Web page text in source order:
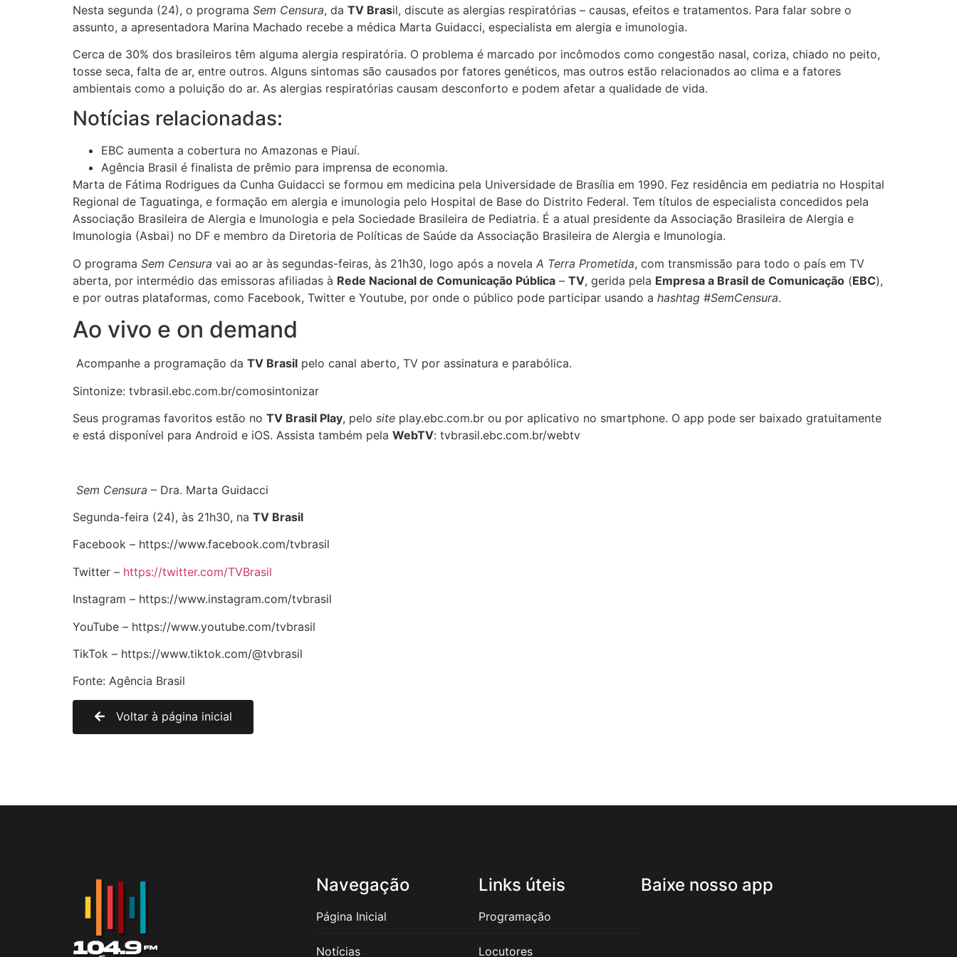
Nesta segunda (24), o programa Sem Censura, da TV Brasil, discute as alergias respiratórias – causas, efeitos e tratamentos. Para falar sobre o
assunto, a apresentadora Marina Machado recebe a médica Marta Guidacci, especialista em alergia e imunologia.
Cerca de 30% dos brasileiros têm alguma alergia respiratória. O problema é marcado por incômodos como congestão nasal, coriza, chiado no peito,
tosse seca, falta de ar, entre outros. Alguns sintomas são causados por fatores genéticos, mas outros estão relacionados ao clima e a fatores
ambientais como a poluição do ar. As alergias respiratórias causam desconforto e podem afetar a qualidade de vida.
Notícias relacionadas:
EBC aumenta a cobertura no Amazonas e Piauí.
Agência Brasil é finalista de prêmio para imprensa de economia.
Marta de Fátima Rodrigues da Cunha Guidacci se formou em medicina pela Universidade de Brasília em 1990. Fez residência em pediatria no Hospital
Regional de Taguatinga, e formação em alergia e imunologia pelo Hospital de Base do Distrito Federal. Tem títulos de especialista concedidos pela
Associação Brasileira de Alergia e Imunologia e pela Sociedade Brasileira de Pediatria. É a atual presidente da Associação Brasileira de Alergia e
Imunologia (Asbai) no DF e membro da Diretoria de Políticas de Saúde da Associação Brasileira de Alergia e Imunologia.
O programa Sem Censura vai ao ar às segundas-feiras, às 21h30, logo após a novela A Terra Prometida, com transmissão para todo o país em TV
aberta, por intermédio das emissoras afiliadas à Rede Nacional de Comunicação Pública – TV, gerida pela Empresa a Brasil de Comunicação (EBC),
e por outras plataformas, como Facebook, Twitter e Youtube, por onde o público pode participar usando a hashtag #SemCensura.
Ao vivo e on demand
Acompanhe a programação da TV Brasil pelo canal aberto, TV por assinatura e parabólica.
Sintonize: tvbrasil.ebc.com.br/comosintonizar
Seus programas favoritos estão no TV Brasil Play, pelo site play.ebc.com.br ou por aplicativo no smartphone. O app pode ser baixado gratuitamente
e está disponível para Android e iOS. Assista também pela WebTV: tvbrasil.ebc.com.br/webtv
Sem Censura – Dra. Marta Guidacci
Segunda-feira (24), às 21h30, na TV Brasil
Facebook – https://www.facebook.com/tvbrasil
Twitter – https://twitter.com/TVBrasil
Instagram – https://www.instagram.com/tvbrasil
YouTube – https://www.youtube.com/tvbrasil
TikTok – https://www.tiktok.com/@tvbrasil
Fonte: Agência Brasil
Voltar à página inicial
Navegação
Página Inicial
Notícias
Links úteis
Programação
Locutores
Baixe nosso app